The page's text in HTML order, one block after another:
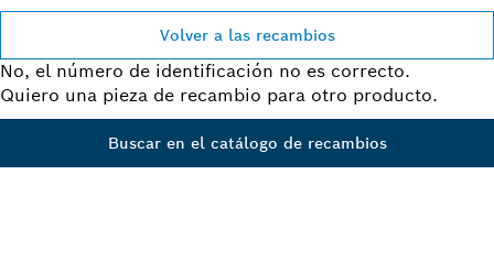
Volver a las recambios
No, el número de identificación no es correcto.
Quiero una pieza de recambio para otro producto.
Buscar en el catálogo de recambios